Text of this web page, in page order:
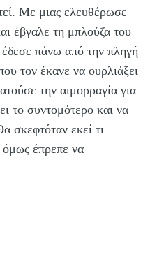
Με μιας ελευθέρωσε
έβγαλε τη μπλούζα του
πάνω από την πληγή
τον έκανε να ουρλιάξει
την αιμορραγία για
το συντομότερο και να
σκεφτόταν εκεί τι
όμως έπρεπε να